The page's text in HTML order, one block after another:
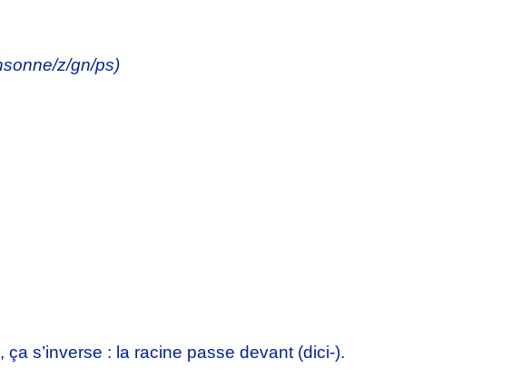
z/gn/ps)
s’inverse : la racine passe devant (dici-).